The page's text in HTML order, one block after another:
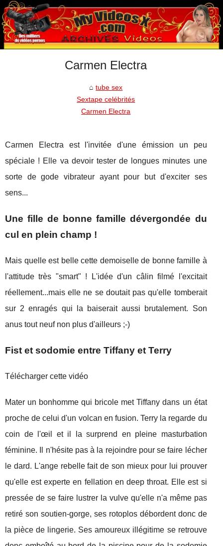
Carmen Electra
tube sex
Sextape celébrités
Carmen Electra
Carmen Electra est l'invitée d'une émission un peu
spéciale ! Elle va devoir tester de longues minutes une
sorte de gode vibrateur ayant pour but d'exciter ses
sens...
Une fille de bonne famille dévergondée du
cul en plein champ !
Mais quelle est belle cette demoiselle de bonne famille à
l'attitude très "smart" ! L'idée d'un câlin filmé l'excitait
réellement...mais elle ne se doutait pas qu'elle tomberait
sur 2 enragés qui la baiserait aussi brutalement. Son
anus tout neuf non plus d'ailleurs ;-)
Fist et sodomie entre Tiffany et Terry
Télécharger cette vidéo
Mater un bonhomme qui bricole met Tiffany dans un état
proche de celui d'un volcan en fusion. Terry la regarde du
coin de l'œil et il la surprend en pleine masturbation
féminine. Il n'hésite pas à la rejoindre pour se faire lécher
le dard. L'ange rebelle fait de son mieux pour lui prouver
qu'elle est experte en fellation en deep throat. Elle est si
pressée de se faire lustrer la vulve qu'elle n'a même pas
retiré son soutien-gorge, ses rotoplos débordent donc de
la pièce de lingerie. Ses amoureux illégitime se retrouve